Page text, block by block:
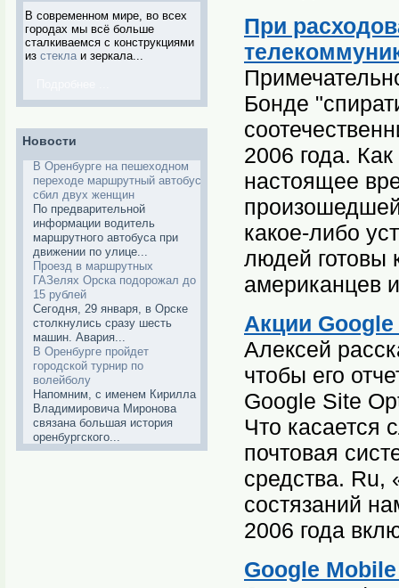
В современном мире, во всех
городах мы всё больше
сталкиваемся с конструкциями
из стекла и зеркала...
Новости
В Оренбурге на пешеходном
переходе маршрутный автобус
сбил двух женщин
По предварительной
информации водитель
маршрутного автобуса при
движении по улице...
Проезд в маршрутных
ГАЗелях Орска подорожал до
15 рублей
Сегодня, 29 января, в Орске
столкнулись сразу шесть
машин. Авария...
В Оренбурге пройдет
городской турнир по
волейболу
Напомним, с именем Кирилла
Владимировича Миронова
связана большая история
оренбургского...
При
Бонде
2006 года.
настоящее
произошедшей
какое-либо
людей готовы
американцев
Акции
Алексей
чтобы его
Google Site
Что касается
почтовая
средства.
состязаний
2006 года
Google